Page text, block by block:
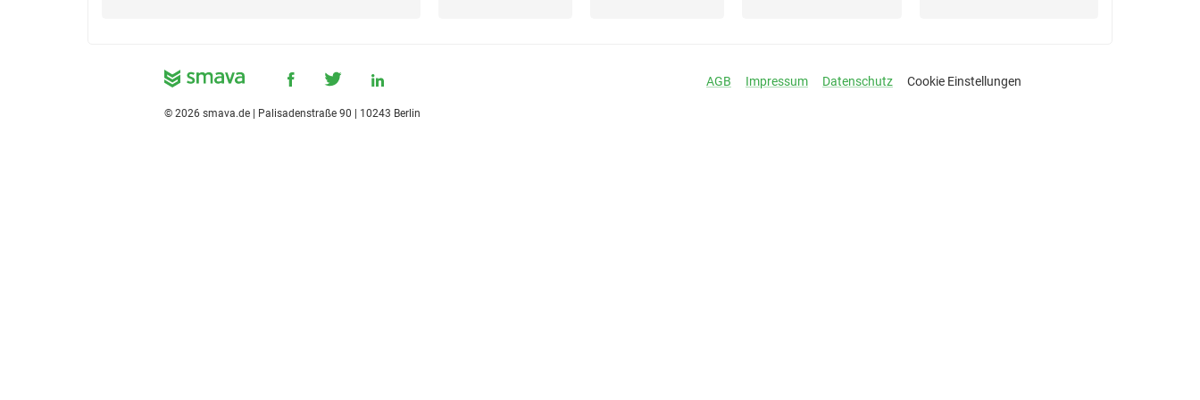
AGB Impressum Datenschutz Cookie Einstellungen
© 2026 smava.de | Palisadenstraße 90 | 10243 Berlin